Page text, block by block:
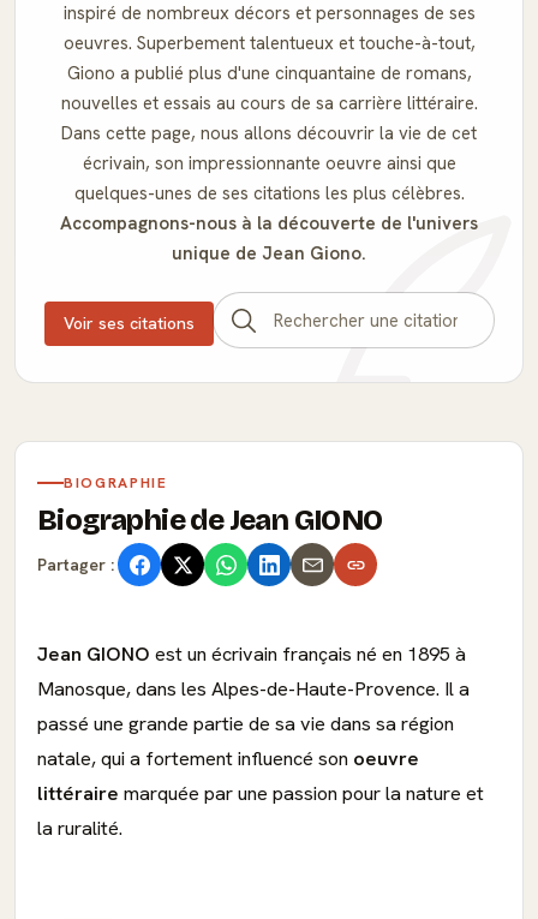
inspiré de nombreux décors et personnages de ses
oeuvres. Superbement talentueux et touche-à-tout,
Giono a publié plus d'une cinquantaine de romans,
nouvelles et essais au cours de sa carrière littéraire.
Dans cette page, nous allons découvrir la vie de cet
écrivain, son impressionnante oeuvre ainsi que
quelques-unes de ses citations les plus célèbres.
Accompagnons-nous à la découverte de l'univers
unique de Jean Giono.
Voir ses citations
BIOGRAPHIE
Biographie de Jean GIONO
Partager :
Jean GIONO est un écrivain français né en 1895 à
Manosque, dans les Alpes-de-Haute-Provence. Il a
passé une grande partie de sa vie dans sa région
natale, qui a fortement influencé son oeuvre
littéraire marquée par une passion pour la nature et
la ruralité.